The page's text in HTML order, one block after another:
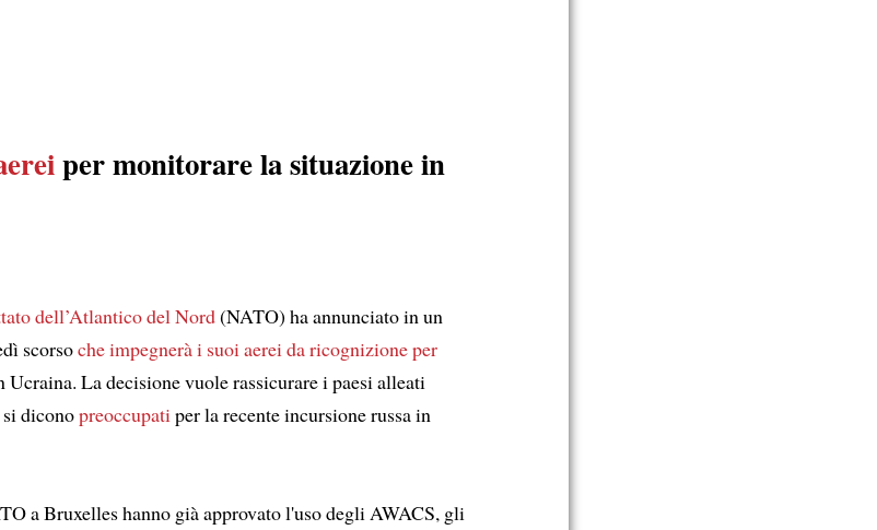
per monitorare la situazione in
dell’Atlantico del Nord(NATO) ha annunciato in un
scorsoche impegnerà i suoi aerei da ricognizioneper
Ucraina. La decisione vuole rassicurare i paesi alleati
si diconopreoccupatiper la recente incursione russa in
a Bruxelles hanno già approvato l'uso degli AWACS, gli